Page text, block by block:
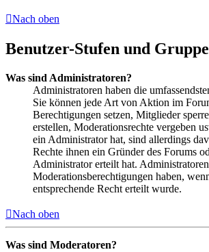
Nach oben
Benutzer-Stufen und
Was sind Administratoren?
Administratoren haben die
Sie können jede Art von Aktion im
Berechtigungen setzen, Mitglieder
erstellen, Moderationsrechte vergeben
ein Administrator hat, sind allerdings
Rechte ihnen ein Gründer des Forums
Administrator erteilt hat.
Moderationsberechtigungen haben,
entsprechende Recht erteilt wurde.
Nach oben
Was sind Moderatoren?